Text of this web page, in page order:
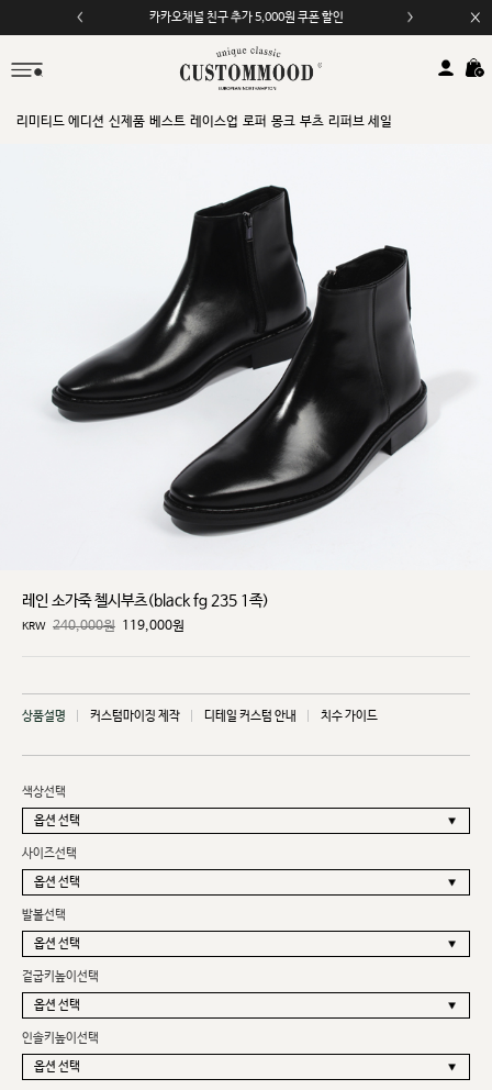
카카오채널 친구 추가 5,000원 쿠폰 할인
리미티드 에디션 신제품 베스트 레이스업 로퍼 몽크 부츠 리퍼브 세일
레인 소가죽 첼시부츠(black fg 235 1족)
KRW 240,000원 119,000원
상품설명 커스텀마이징 제작 디테일 커스텀 안내 치수 가이드
색상선택
사이즈선택
발볼선택
겉굽키높이선택
인솔키높이선택